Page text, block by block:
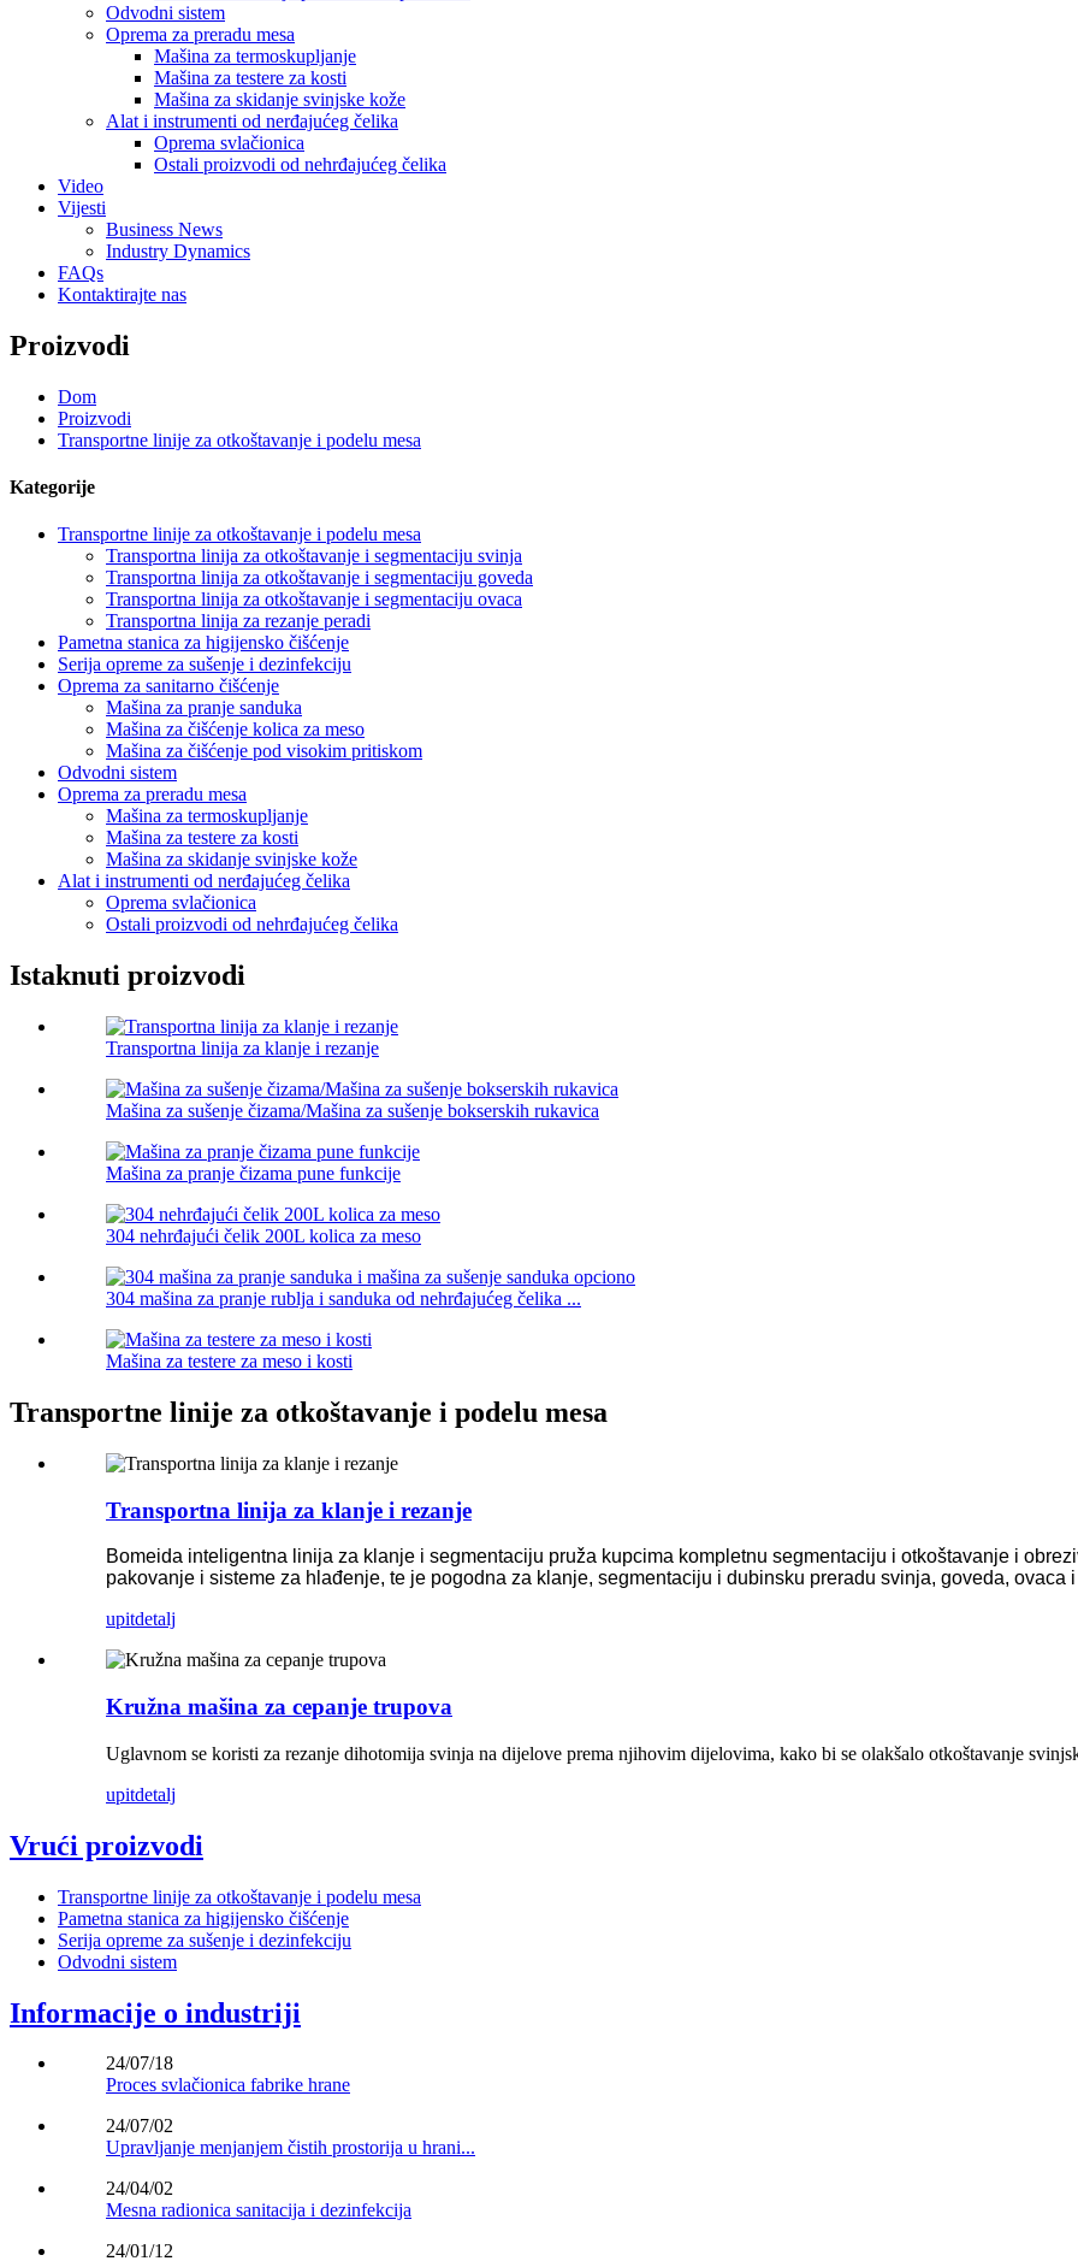
Odvodni sistem
Oprema za preradu mesa
Mašina za termoskupljanje
Mašina za testere za kosti
Mašina za skidanje svinjske kože
Alat i instrumenti od nerđajućeg čelika
Oprema svlačionica
Ostali proizvodi od nehrđajućeg čelika
Video
Vijesti
Business News
Industry Dynamics
FAQs
Kontaktirajte nas
Proizvodi
Dom
Proizvodi
Transportne linije za otkoštavanje i podelu mesa
Kategorije
Transportne linije za otkoštavanje i podelu mesa
Transportna linija za otkoštavanje i segmentaciju svinja
Transportna linija za otkoštavanje i segmentaciju goveda
Transportna linija za otkoštavanje i segmentaciju ovaca
Transportna linija za rezanje peradi
Pametna stanica za higijensko čišćenje
Serija opreme za sušenje i dezinfekciju
Oprema za sanitarno čišćenje
Mašina za pranje sanduka
Mašina za čišćenje kolica za meso
Mašina za čišćenje pod visokim pritiskom
Odvodni sistem
Oprema za preradu mesa
Mašina za termoskupljanje
Mašina za testere za kosti
Mašina za skidanje svinjske kože
Alat i instrumenti od nerđajućeg čelika
Oprema svlačionica
Ostali proizvodi od nehrđajućeg čelika
Istaknuti proizvodi
Transportna linija za klanje i rezanje
Mašina za sušenje čizama/Mašina za sušenje bokserskih rukavica
Mašina za pranje čizama pune funkcije
304 nehrđajući čelik 200L kolica za meso
304 mašina za pranje rublja i sanduka od nehrđajućeg čelika ...
Mašina za testere za meso i kosti
Transportne linije za otkoštavanje i podelu mesa
Transportna linija za klanje i rezanje
Bomeida inteligentna linija za klanje i segmentaciju pruža kupcima kompletnu segmentaciju i otkoštavanje i
pakovanje i sisteme za hlađenje, te je pogodna za klanje, segmentaciju i dubinsku preradu svinja, goveda, ovaca
upitdetalj
Kružna mašina za cepanje trupova
Uglavnom se koristi za rezanje dihotomija svinja na dijelove prema njihovim dijelovima, kako bi se olakšalo otkoštavanje
upitdetalj
Vrući proizvodi
Transportne linije za otkoštavanje i podelu mesa
Pametna stanica za higijensko čišćenje
Serija opreme za sušenje i dezinfekciju
Odvodni sistem
Informacije o industriji
24/07/18
Proces svlačionica fabrike hrane
24/07/02
Upravljanje menjanjem čistih prostorija u hrani...
24/04/02
Mesna radionica sanitacija i dezinfekcija
24/01/12